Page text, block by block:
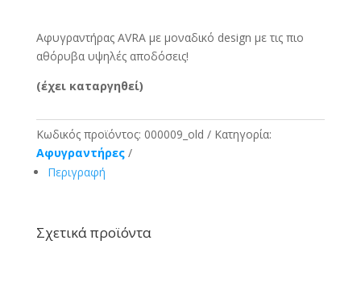
Αφυγραντήρας AVRA με μοναδικό design με τις πιο
αθόρυβα υψηλές αποδόσεις!
(έχει καταργηθεί)
Κωδικός προϊόντος: 000009_old
Κατηγορία:
Αφυγραντήρες
Περιγραφή
Σχετικά προϊόντα